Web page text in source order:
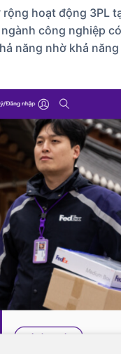
hoạt động 3PL
công nghiệp
năng nhờ khả